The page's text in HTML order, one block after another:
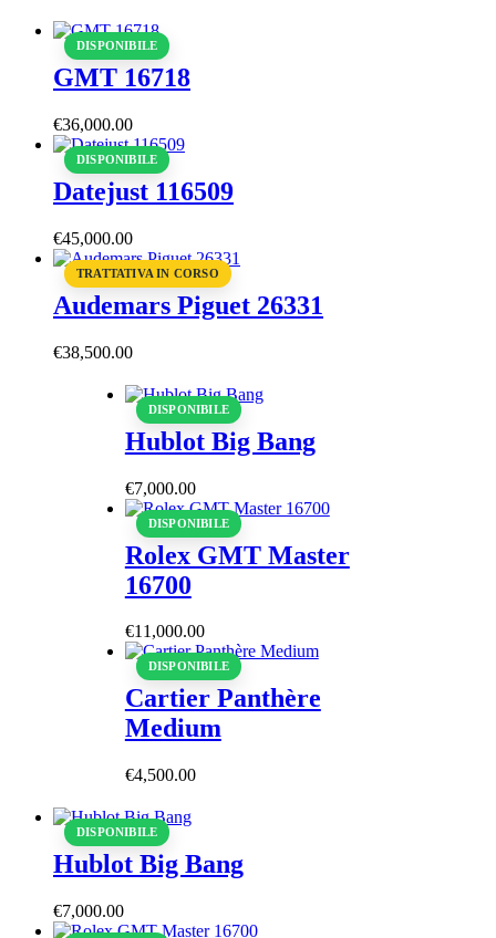
DISPONIBILE
GMT 16718
€36,000.00
DISPONIBILE
Datejust 116509
€45,000.00
TRATTATIVA IN CORSO
Audemars Piguet 26331
€38,500.00
DISPONIBILE
Hublot Big Bang
€7,000.00
DISPONIBILE
Rolex GMT Master
16700
€11,000.00
DISPONIBILE
Cartier Panthère
Medium
€4,500.00
DISPONIBILE
Hublot Big Bang
€7,000.00